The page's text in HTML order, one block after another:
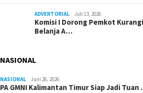
ADVERTORIAL Juli 13, 2026
Komisi I Dorong Pemkot Kurangi
Belanja A…
NASIONAL
NASIONAL Juni 26, 2026
PA GMNI Kalimantan Timur Siap Jadi Tuan